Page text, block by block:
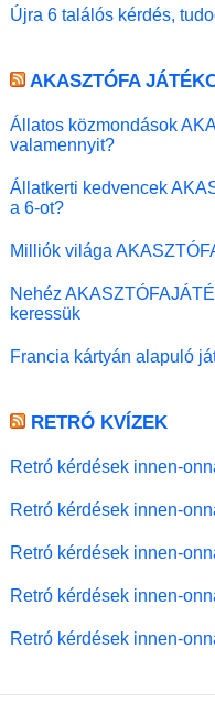
Újra 6 találós kérdés,
AKASZTÓFA
Állatos közmondások
valamennyit?
Állatkerti kedvencek
a 6-ot?
Milliók világa
Nehéz
keressük
Francia kártyán alapuló
RETRÓ KVÍZEK
Retró kérdések innen-
Retró kérdések innen-
Retró kérdések innen-
Retró kérdések innen-
Retró kérdések innen-